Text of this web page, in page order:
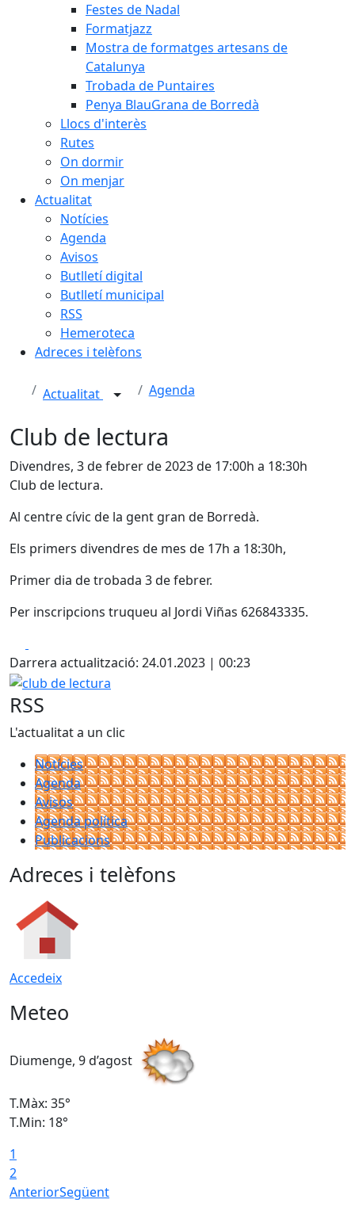
Festes de Nadal
Formatjazz
Mostra de formatges artesans de
Catalunya
Trobada de Puntaires
Penya BlauGrana de Borredà
Llocs d'interès
Rutes
On dormir
On menjar
Actualitat
Notícies
Agenda
Avisos
Butlletí digital
Butlletí municipal
RSS
Hemeroteca
Adreces i telèfons
Actualitat Agenda
Club de lectura
Divendres, 3 de febrer de 2023 de 17:00h a 18:30h
Club de lectura.
Al centre cívic de la gent gran de Borredà.
Els primers divendres de mes de 17h a 18:30h,
Primer dia de trobada 3 de febrer.
Per inscripcions truqueu al Jordi Viñas 626843335.
Darrera actualització: 24.01.2023 | 00:23
club de lectura
RSS
L'actualitat a un clic
Notícies
Agenda
Avisos
Agenda política
Publicacions
Adreces i telèfons
Accedeix
Meteo
Diumenge, 9 d’agost
T.Màx: 35°
T.Min: 18°
1
2
AnteriorSegüent